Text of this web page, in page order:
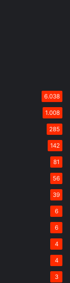
6.038
1.008
285
142
81
56
39
6
6
4
4
3